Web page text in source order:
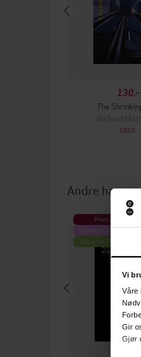
Vi
Våre
Gir
Gjør
130,-
The
Richard
EBOK
Andre har
Premium
Leseklubben på NRK
Boka bak TV-serien